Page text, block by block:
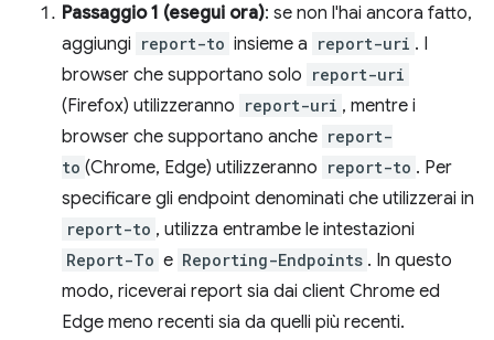
Passaggio 1 (esegui ora): se non l'hai ancora fatto,
aggiungi report-to insieme a report-uri . I
browser che supportano solo report-uri
(Firefox) utilizzeranno report-uri , mentre i
browser che supportano anche report-
to (Chrome, Edge) utilizzeranno report-to . Per
specificare gli endpoint denominati che utilizzerai in
report-to , utilizza entrambe le intestazioni
Report-To e Reporting-Endpoints . In questo
modo, riceverai report sia dai client Chrome ed
Edge meno recenti sia da quelli più recenti.